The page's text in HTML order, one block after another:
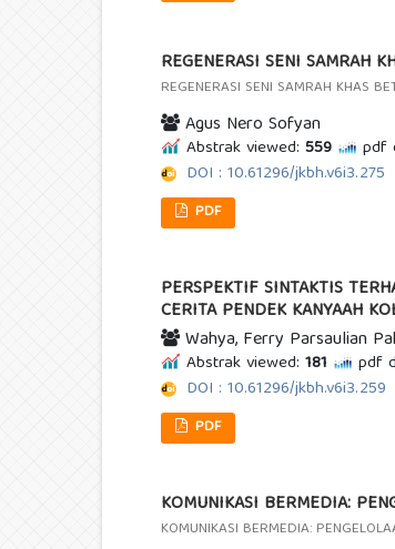
REGENERASI SENI SAMRAH
REGENERASI SENI SAMRAH KHAS
Agus Nero Sofyan
Abstrak viewed: 559 pdf
DOI : 10.61296/jkbh.v6i3.275
PDF
PERSPEKTIF SINTAKTIS
CERITA PENDEK KANYAAH
Wahya, Ferry Parsaulian
Abstrak viewed: 181 pdf
DOI : 10.61296/jkbh.v6i3.259
PDF
KOMUNIKASI BERMEDIA:
KOMUNIKASI BERMEDIA: